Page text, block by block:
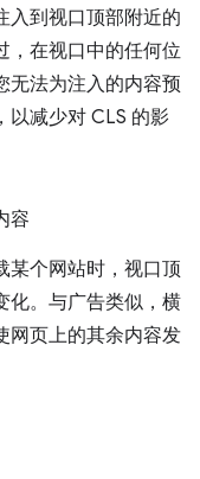
入到视口顶部附近的
，在视口中的任何位
无法为注入的内容预
以减少对 CLS 的影
容
某个网站时，视口顶
化。与广告类似，横
网页上的其余内容发